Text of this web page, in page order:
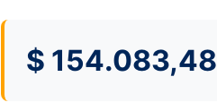
$ 154.083,48